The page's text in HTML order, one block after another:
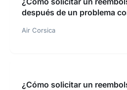
después de un problema
Air Corsica
¿Cómo solicitar un